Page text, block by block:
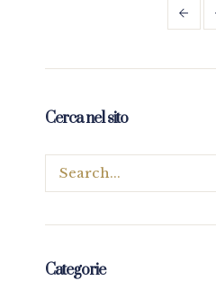
Cerca nel sito
Categorie